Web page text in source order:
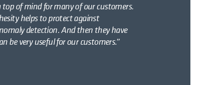
top of mind for many of our customers.
helps to protect against
detection. And then they have
be very useful for our customers.”